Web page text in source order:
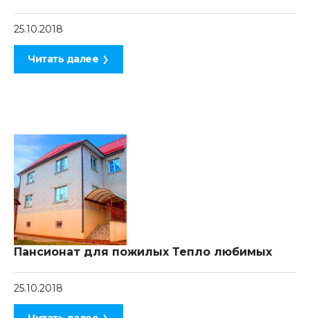
25.10.2018
Читать далее
Пансионат для пожилых Тепло любимых
25.10.2018